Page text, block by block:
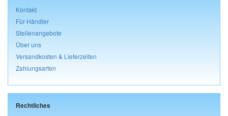
Kontakt
Für Händler
Stellenangebote
Über uns
Versandkosten & Lieferzeiten
Zahlungsarten
Rechtliches